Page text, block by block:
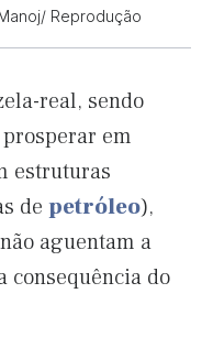
Reprodução
real, sendo
em
estruturas
de petróleo),
aguentam a
consequência do